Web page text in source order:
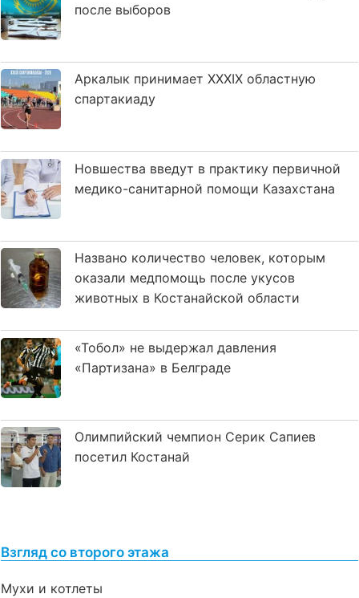
после выборов
Аркалык принимает XXXIX областную
спартакиаду
Новшества введут в практику первичной
медико-санитарной помощи Казахстана
Названо количество человек, которым
оказали медпомощь после укусов
животных в Костанайской области
«Тобол» не выдержал давления
«Партизана» в Белграде
Олимпийский чемпион Серик Сапиев
посетил Костанай
Взгляд со второго этажа
Мухи и котлеты